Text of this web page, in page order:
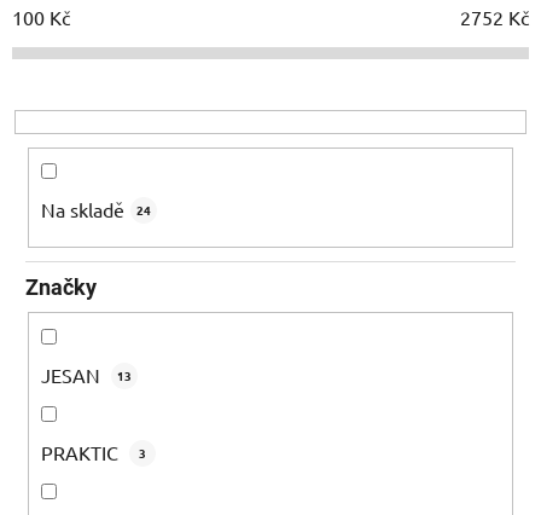
í
p
o
d
ů
100 Kč 2752 Kč
Na skladě 24
Značky
JESAN 13
PRAKTIC 3